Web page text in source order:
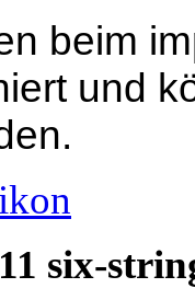
beim
und
six-